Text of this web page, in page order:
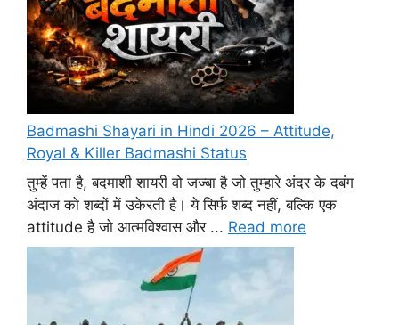
Badmashi Shayari in Hindi 2026 – Attitude,
Royal & Killer Badmashi Status
तुम्हें पता है, बदमाशी शायरी वो जज्बा है जो तुम्हारे अंदर के दबंग
अंदाज को शब्दों में उकेरती है। ये सिर्फ शब्द नहीं, बल्कि एक
attitude है जो आत्मविश्वास और ... Read more